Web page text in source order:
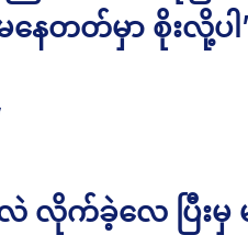
ေတတ်မှာ စိုးလို့ပါ
လိုက်ခဲ့လေ ပြီးမှ